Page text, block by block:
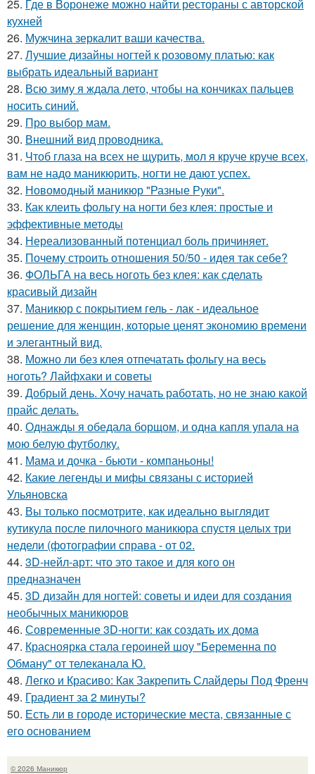
25. Где в Воронеже можно найти рестораны с авторской
кухней
26. Мужчина зеркалит ваши качества.
27. Лучшие дизайны ногтей к розовому платью: как
выбрать идеальный вариант
28. Всю зиму я ждала лето, чтобы на кончиках пальцев
носить синий.
29. Про выбор мам.
30. Внешний вид проводника.
31. Чтоб глаза на всех не щурить, мол я круче круче всех,
вам не надо маникюрить, ногти не дают успех.
32. Новомодный маникюр "Разные Руки".
33. Как клеить фольгу на ногти без клея: простые и
эффективные методы
34. Нереализованный потенциал боль причиняет.
35. Почему строить отношения 50/50 - идея так себе?
36. ФОЛЬГА на весь ноготь без клея: как сделать
красивый дизайн
37. Маникюр с покрытием гель - лак - идеальное
решение для женщин, которые ценят экономию времени
и элегантный вид.
38. Можно ли без клея отпечатать фольгу на весь
ноготь? Лайфхаки и советы
39. Добрый день. Хочу начать работать, но не знаю какой
прайс делать.
40. Однажды я обедала борщом, и одна капля упала на
мою белую футболку.
41. Мама и дочка - бьюти - компаньоны!
42. Какие легенды и мифы связаны с историей
Ульяновска
43. Вы только посмотрите, как идеально выглядит
кутикула после пилочного маникюра спустя целых три
недели (фотографии справа - от 02.
44. 3D-нейл-арт: что это такое и для кого он
предназначен
45. 3D дизайн для ногтей: советы и идеи для создания
необычных маникюров
46. Современные 3D-ногти: как создать их дома
47. Красноярка стала героиней шоу "Беременна по
Обману" от телеканала Ю.
48. Легко и Красиво: Как Закрепить Слайдеры Под Френч
49. Градиент за 2 минуты?
50. Есть ли в городе исторические места, связанные с
его основанием
© 2026 Маникюр